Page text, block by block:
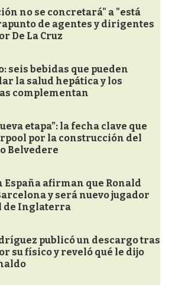
no se concretará" a "está
de agentes y dirigentes
De La Cruz
seis bebidas que pueden
la salud hepática y los
complementan
etapa”: la fecha clave que
por la construcción del
Belvedere
España afirman que Ronald
y será nuevo jugador
de Inglaterra
publicó un descargo tras
su físico y reveló qué le dijo